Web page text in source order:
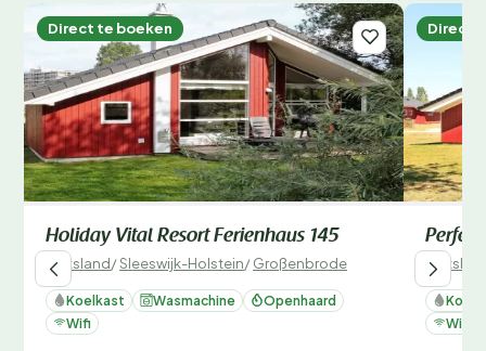
Direct te boeken
Holiday Vital Resort Ferienhaus 145
Duitsland/Sleeswijk-Holstein/Großenbrode
Koelkast Wasmachine
Openhaard
Wifi
Direct
Wifi